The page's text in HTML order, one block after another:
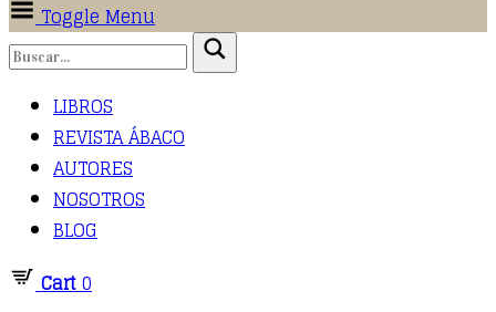
Toggle Menu
LIBROS
REVISTA ÁBACO
AUTORES
NOSOTROS
BLOG
Cart0